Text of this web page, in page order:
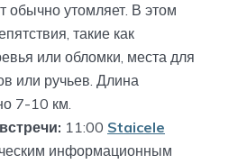
обычно утомляет. В этом
такие как
или обломки, места для
или ручьев. Длина
7-10 км.
11:00 Staicele
информационным